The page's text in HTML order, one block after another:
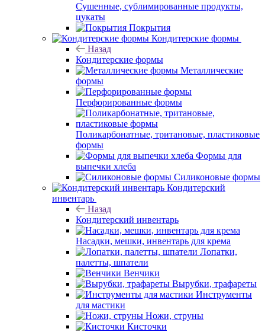
Сушенные, сублимированные продукты,
цукаты
Покрытия
Кондитерские формы
Назад
Кондитерские формы
Металлические
формы
Перфорированные формы
Поликарбонатные, тритановые, пластиковые
формы
Формы для
выпечки хлеба
Силиконовые формы
Кондитерский
инвентарь
Назад
Кондитерский инвентарь
Насадки, мешки, инвентарь для крема
Лопатки,
палетты, шпатели
Венчики
Вырубки, трафареты
Инструменты
для мастики
Ножи, струны
Кисточки